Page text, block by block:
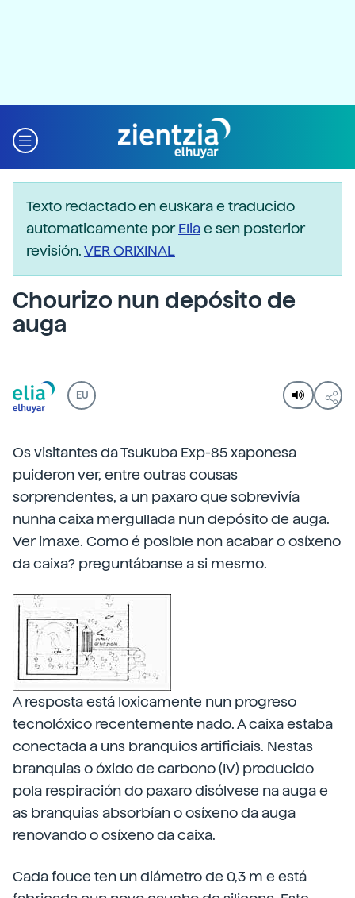
Texto redactado en euskara e traducido
automaticamente porEliae sen posterior
revisión.VER ORIXINAL
Chourizo nun depósito de
auga
EU
Os visitantes da Tsukuba Exp-85 xaponesa
puideron ver, entre outras cousas
sorprendentes, a un paxaro que sobrevivía
nunha caixa mergullada nun depósito de auga.
Ver imaxe. Como é posible non acabar o osíxeno
da caixa? preguntábanse a si mesmo.
A resposta está loxicamente nun progreso
tecnolóxico recentemente nado. A caixa estaba
conectada a uns branquios artificiais. Nestas
branquias o óxido de carbono (IV) producido
pola respiración do paxaro disólvese na auga e
as branquias absorbían o osíxeno da auga
renovando o osíxeno da caixa.
Cada fouce ten un diámetro de 0,3 m e está